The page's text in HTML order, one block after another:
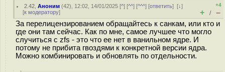
2.42 ,Аноним (42), 12:02, 14/01/2025 [^] [^^] [^^^] [ответить][↓]
[к модератору]
+4
+ / –
За перелицензированием обращайтесь к санкам, или кто и
где они там сейчас. Как по мне, самое лучшее что могло
случиться с zfs - это что ее нет в ванильном ядре. И
потому не прибита гвоздями к конкретной версии ядра.
Можно комбинировать и обновлять по отдельности.